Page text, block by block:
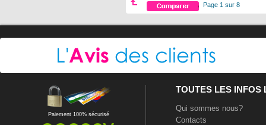
Page 1 sur 8
Paiement 100% sécurisé
TOUTES LES INFOS
Qui sommes nous?
Contacts